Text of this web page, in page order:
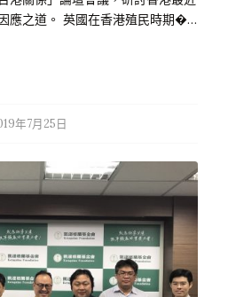
應之道。 英國在香港殖民時期�…
年7月25日